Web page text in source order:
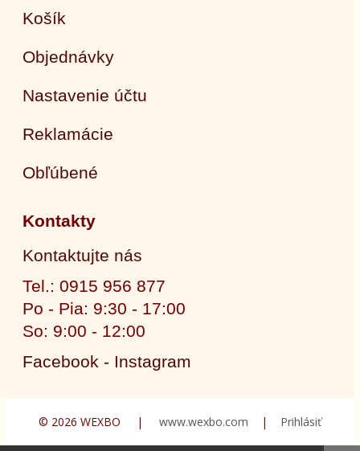
Košík
Objednávky
Nastavenie účtu
Reklamácie
Obľúbené
Kontakty
Kontaktujte nás
Tel.: 0915 956 877
Po - Pia: 9:30 - 17:00
So: 9:00 - 12:00
Facebook - Instagram
© 2026 WEXBO | www.wexbo.com | Prihlásiť